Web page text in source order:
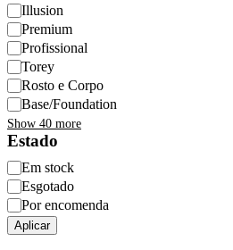
Illusion
Premium
Profissional
Torey
Rosto e Corpo
Base/Foundation
Show 40 more
Estado
Disponibilidade
Em stock
Esgotado
Por encomenda
Aplicar